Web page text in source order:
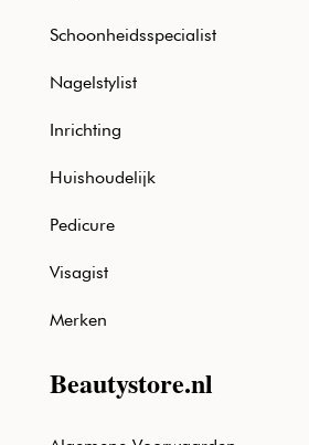
Schoonheidsspecialist
Nagelstylist
Inrichting
Huishoudelijk
Pedicure
Visagist
Merken
Beautystore.nl